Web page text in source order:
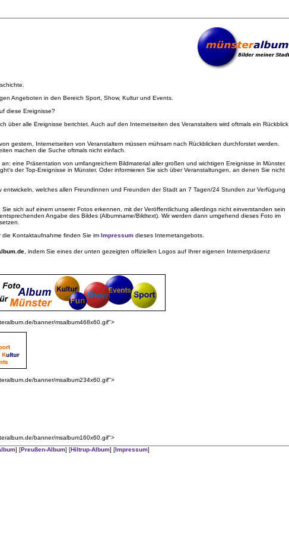
Angeboten in den Bereich Sport, Show, Kultur und Events.
diese Ereignisse?
über alle Ereignisse berichtet. Auch auf den Internetseiten des Veranstalters wird oftmals ein Rückblick
gestern, Internetseiten von Veranstaltern müssen mühsam nach Rückblicken durchforstet werden.
machen die Suche oftmals nicht einfach.
an: eine Präsentation von umfangreichem Bildmaterial aller großen und wichtigen Ereignisse in Münster.
der Top-Ereignisse in Münster. Oder informieren Sie sich über Veranstaltungen, an denen Sie nicht
entwickeln, welches allen Freundinnen und Freunden der Stadt an 7 Tagen/24 Stunden zur Verfügung
sich auf einem unserer Fotos erkennen, mit der Veröffentlichung allerdings nicht einverstanden sein
Angabe des Bildes (Albumname/Bildtext). Wir werden dann umgehend dieses Foto im
die Kontaktaufnahme finden Sie im Impressum dieses Internetangebots.
, indem Sie eines der unten gezeigten offiziellen Logos auf Ihrer eigenen Internetpräsenz
banner/msalbum468x60.gif">
banner/msalbum234x60.gif">
banner/msalbum160x60.gif">
] [Preußen-Album] [Hiltrup-Album] [Impressum]